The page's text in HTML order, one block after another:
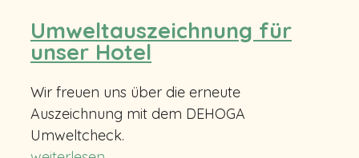
Umweltauszeichnung für
unser Hotel
Wir freuen uns über die erneute
Auszeichnung mit dem DEHOGA
Umweltcheck.